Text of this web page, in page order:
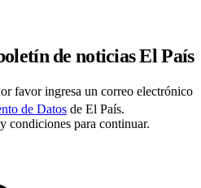
de noticias El País
favor ingresa un correo electrónico
de Datos de El País.
condiciones para continuar.